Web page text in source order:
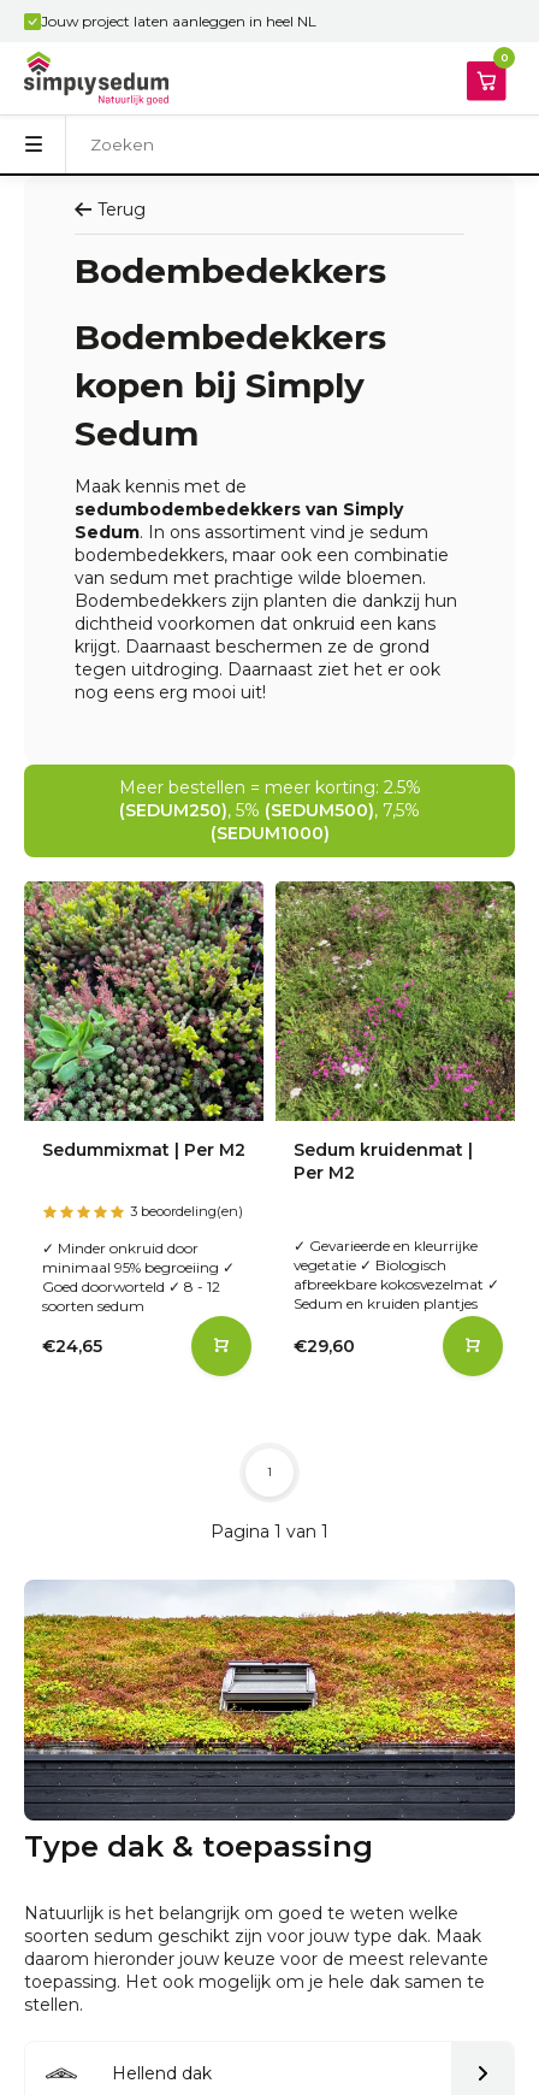
Jouw project laten aanleggen in heel NL
0
Terug
Bodembedekkers
Bodembedekkers
kopen bij Simply
Sedum
Maak kennis met de
sedumbodembedekkers van Simply
Sedum. In ons assortiment vind je sedum
bodembedekkers, maar ook een combinatie
van sedum met prachtige wilde bloemen.
Bodembedekkers zijn planten die dankzij hun
dichtheid voorkomen dat onkruid een kans
krijgt. Daarnaast beschermen ze de grond
tegen uitdroging. Daarnaast ziet het er ook
nog eens erg mooi uit!
Meer bestellen = meer korting: 2.5%
(SEDUM250), 5% (SEDUM500), 7,5%
(SEDUM1000)
Sedummixmat | Per M2
3 beoordeling(en)
✓ Minder onkruid door
minimaal 95% begroeiing ✓
Goed doorworteld ✓ 8 - 12
soorten sedum
€24,65
Sedum kruidenmat |
Per M2
✓ Gevarieerde en kleurrijke
vegetatie ✓ Biologisch
afbreekbare kokosvezelmat ✓
Sedum en kruiden plantjes
€29,60
Pagina 1 van 1
1
Type dak & toepassing
Natuurlijk is het belangrijk om goed te weten welke
soorten sedum geschikt zijn voor jouw type dak. Maak
daarom hieronder jouw keuze voor de meest relevante
toepassing. Het ook mogelijk om je hele dak samen te
stellen.
Hellend dak